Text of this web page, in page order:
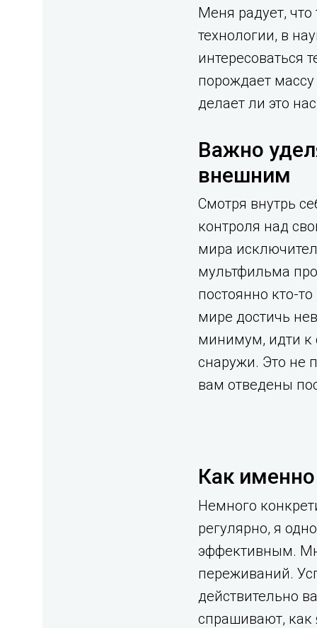
Меня радует,
технологии, в
интересоваться
порождает
делает ли это
Важно
внешним
Смотря внутрь
контроля над
мира
мультфильма
постоянно кто-
мире достичь
минимум, идти к
снаружи. Это не
вам отведены
Как
Немного
регулярно, я
эффективным.
переживаний.
действительно
спрашивают, как